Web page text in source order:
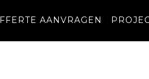
AANVRAGEN